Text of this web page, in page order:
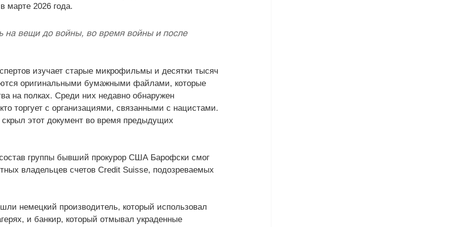
марте 2026 года.
на вещи до войны, во время войны и после
изучает старые микрофильмы и десятки тысяч
оригинальными бумажными файлами, которые
на полках. Среди них недавно обнаружен
торгует с организациями, связанными с нацистами.
этот документ во время предыдущих
группы бывший прокурор США Барофски смог
владельцев счетов Credit Suisse, подозреваемых
немецкий производитель, который использовал
и банкир, который отмывал украденные